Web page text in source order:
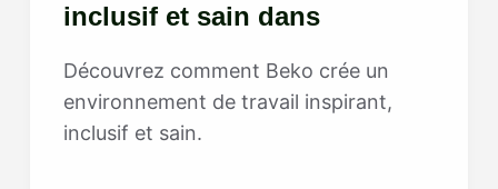
inclusif et sain dans
l'industrie des appareils
électroménagers
Découvrez comment Beko crée un
environnement de travail inspirant,
inclusif et sain.